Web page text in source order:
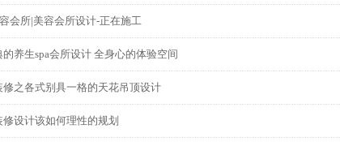
会所|美容会所设计-正在施工
养生spa会所设计 全身心的体验空间
修之各式别具一格的天花吊顶设计
修设计该如何理性的规划